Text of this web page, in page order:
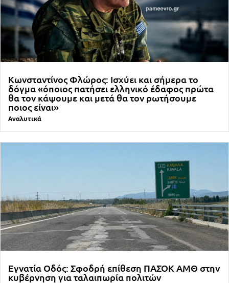
Κωνσταντίνος Φλώρος: Ισχύει και σήμερα το
δόγμα «όποιος πατήσει ελληνικό έδαφος πρώτα
θα τον κάψουμε και μετά θα τον ρωτήσουμε
ποιος είναι»
Αναλυτικά
Εγνατία Οδός: Σφοδρή επίθεση ΠΑΣΟΚ ΑΜΘ στην
κυβέρνηση για ταλαιπωρία πολιτών